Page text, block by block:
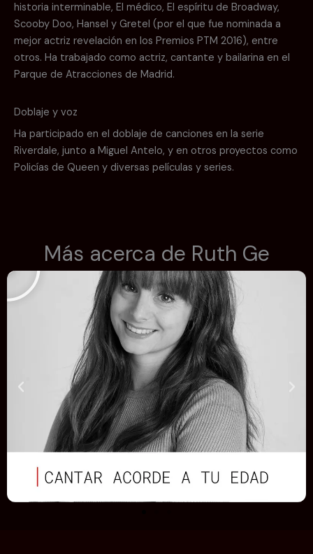
historia interminable, El médico, El espíritu de Broadway,
Scooby Doo, Hansel y Gretel (por el que fue nominada a
mejor actriz revelación en los Premios PTM 2016), entre
otros. Ha trabajado como actriz, cantante y bailarina en el
Parque de Atracciones de Madrid.
Doblaje y voz
Ha participado en el doblaje de canciones en la serie
Riverdale, junto a Miguel Antelo, y en otros proyectos como
Policías de Queen y diversas películas y series.
Más acerca de Ruth Ge
p